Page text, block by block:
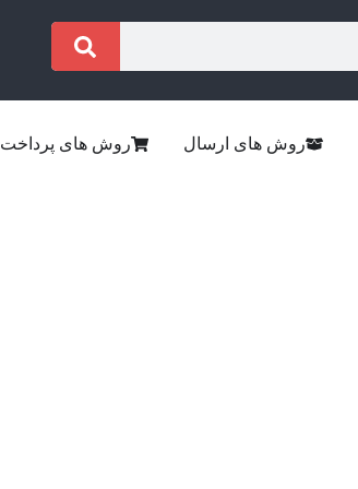
روش های ارسال روش های پرداخت